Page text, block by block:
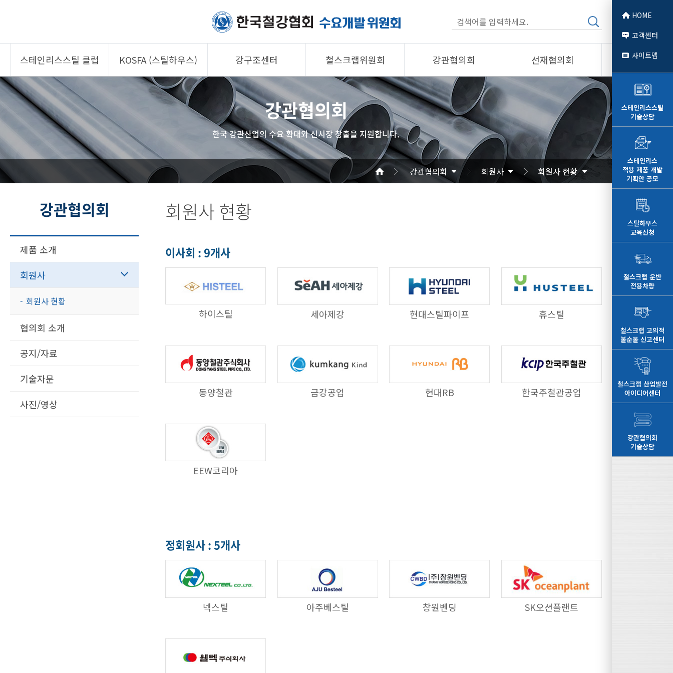
스테인리스스틸 클럽
제품소개
회원사
클럽 소개
사진/영상
공모
KOSFA (스틸하우스)
제품소개
알림/자료
사진/영상
강구조센터
제품소개
회원사
강구조센터
알림/자료
사진/영상
철스크랩위원회
제품소개
회원사
철스크랩위원회
알림/자료
사진/영상
강관협의회
제품 소개
회원사
협의회 소개
공지/자료
기술자문
사진/영상
선재협의회
제품소개
회원사
선재협의회
알림/자료
사진/영상
강관협의회
한국 강관산업의 수요 확대와 신시장 창출을 지원합니다.
강관협의회 회원사 회원사 현황
강관협의회
제품 소개
회원사
회원사 현황
협의회 소개
공지/자료
기술자문
사진/영상
회원사 현황
이사회 : 9개사
하이스틸 세아제강 현대스틸파이프 휴스틸
동양철관 금강공업 현대RB 한국주철관공업
EEW코리아
정회원사 : 5개사
넥스틸 아주베스틸 창원벤딩 SK오션플랜트
HOME
고객센터
사이트맵
스테인리스스틸
기술상담
스테인리스
적용 제품 개발
기획안 공모
스틸하우스
교육신청
철스크랩 운반
전용차량
철스크랩 고의적
불순물 신고센터
철스크랩 산업발전
아이디어센터
강관협의회
기술상담